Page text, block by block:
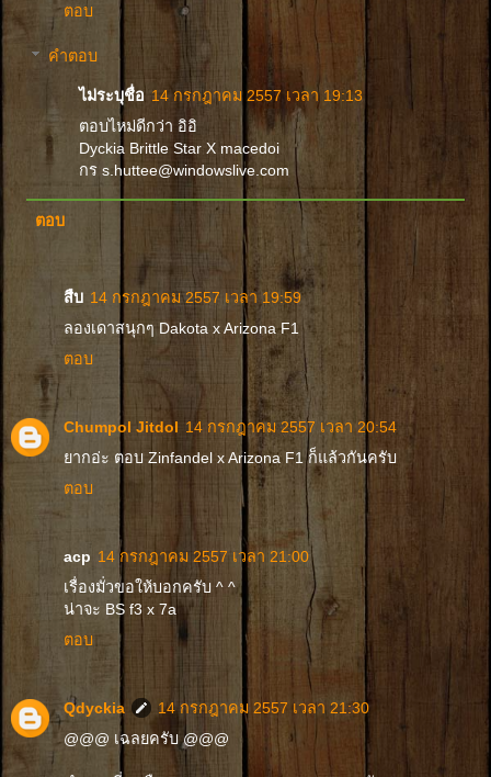
ตอบ
คำตอบ
ไม่ระบุชื่อ 14 กรกฎาคม 2557 เวลา 19:13
ตอบไหม่ดีกว่า อิอิ
Dyckia Brittle Star X macedoi
กร s.huttee@windowslive.com
ตอบ
สืบ 14 กรกฎาคม 2557 เวลา 19:59
ลองเดาสนุกๆ Dakota x Arizona F1
ตอบ
Chumpol Jitdol 14 กรกฎาคม 2557 เวลา 20:54
ยากอ่ะ ตอบ Zinfandel x Arizona F1 ก็แล้วกันครับ
ตอบ
acp 14 กรกฎาคม 2557 เวลา 21:00
เรื่องมั่วขอให้บอกครับ ^ ^
น่าจะ BS f3 x 7a
ตอบ
Qdyckia
14 กรกฎาคม 2557 เวลา 21:30
@@@ เฉลยครับ @@@